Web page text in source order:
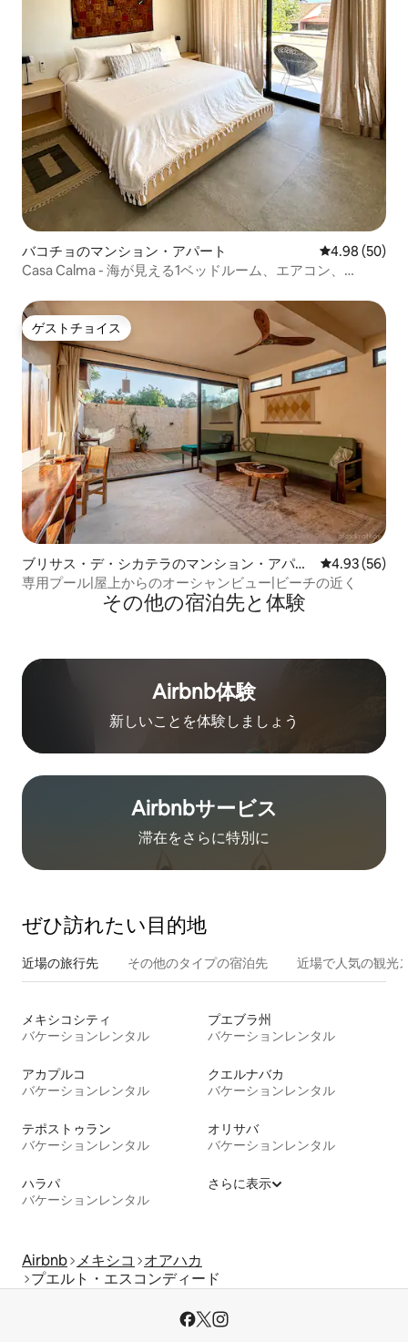
バコチョのマンション・アパート レビュー50
4.98 (50)
Casa Calma - 海が見える1ベッドルーム、エアコン、
ゲストチョイス
ゲストチョイス
ブリサス・デ・シカテラのマンション・アパー
ト
レビュー56
4.93 (56)
専用プール|屋上からのオーシャンビュー|ビーチの近く
その他の宿⁠泊⁠先と体⁠験
Airbnb体験
新しいことを体験しましょう
Airbnb⁠サ⁠ー⁠ビ⁠ス
滞在をさ⁠ら⁠に特⁠別⁠に
ぜひ訪⁠れ⁠た⁠い目⁠的⁠地
近場の旅行先 その他のタ⁠イ⁠プ⁠の宿⁠泊⁠先 近場で人気の観光
メキシコシティ
バケーションレンタル
プエブラ州
バケーションレンタル
アカプルコ
バケーションレンタル
クエルナバカ
バケーションレンタル
テポストゥラン
バケーションレンタル
オリサバ
バケーションレンタル
ハラパ
バケーションレンタル
さらに表示
Airbnb メキシコ
オアハカ
プエルト・エスコンディード